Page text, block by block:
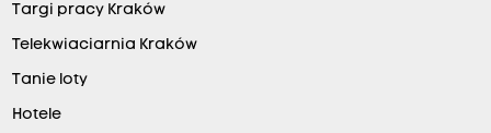
Targi pracy Kraków
Telekwiaciarnia Kraków
Tanie loty
Hotele